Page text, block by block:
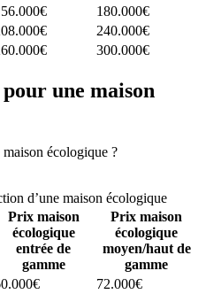
180.000€
240.000€
300.000€
une maison
écologique ?
d’une maison écologique
Prix maison
écologique
entrée de
gamme
Prix maison
écologique
moyen/haut de
gamme
72.000€